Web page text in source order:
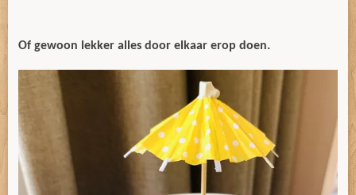
Of gewoon lekker alles door elkaar erop doen.